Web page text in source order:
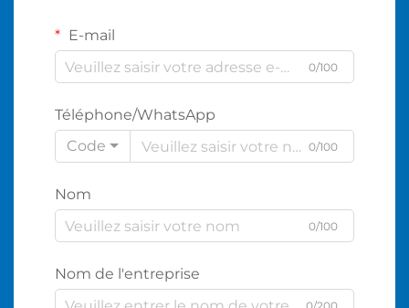
E-mail
0/100
Téléphone/WhatsApp
Code
0/100
Nom
0/100
Nom de l'entreprise